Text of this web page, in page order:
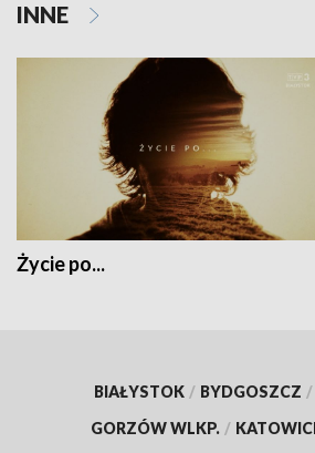
INNE
Życie po...
BIAŁYSTOK / BYDGOSZCZ /
GORZÓW WLKP. /